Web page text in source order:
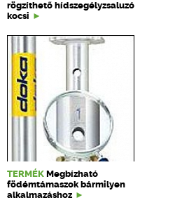
rögzíthető hídszegélyzsaluzó
kocsi
TERMÉK Megbízható
födémtámaszok bármilyen
alkalmazáshoz